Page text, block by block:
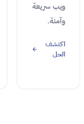
ويب سريعة
وآمنة.
اكتشف
الحل